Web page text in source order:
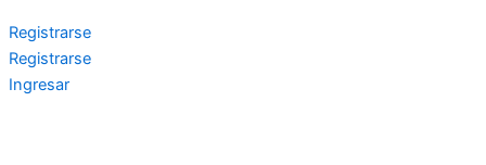
Registrarse
Registrarse
Ingresar